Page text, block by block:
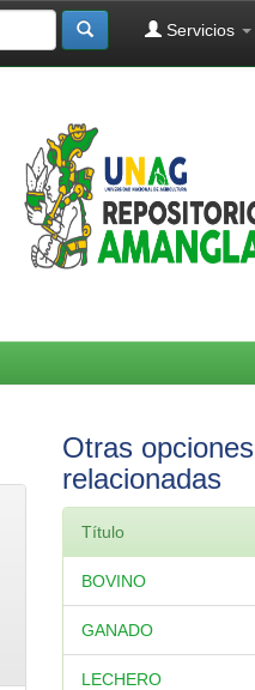
Servicios
Otras opciones
relacionadas
Título
BOVINO
GANADO
LECHERO